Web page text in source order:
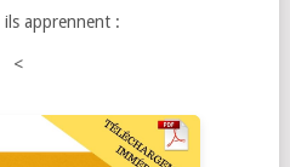
ils apprennent :
<